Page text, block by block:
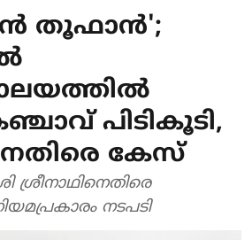
തൂഫാൻ';
പിടികൂടി,
കേസ്
ശ്രീനാഥിനെതിരെ
നടപടി